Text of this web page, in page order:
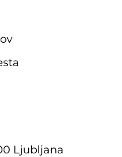
Ljubljana